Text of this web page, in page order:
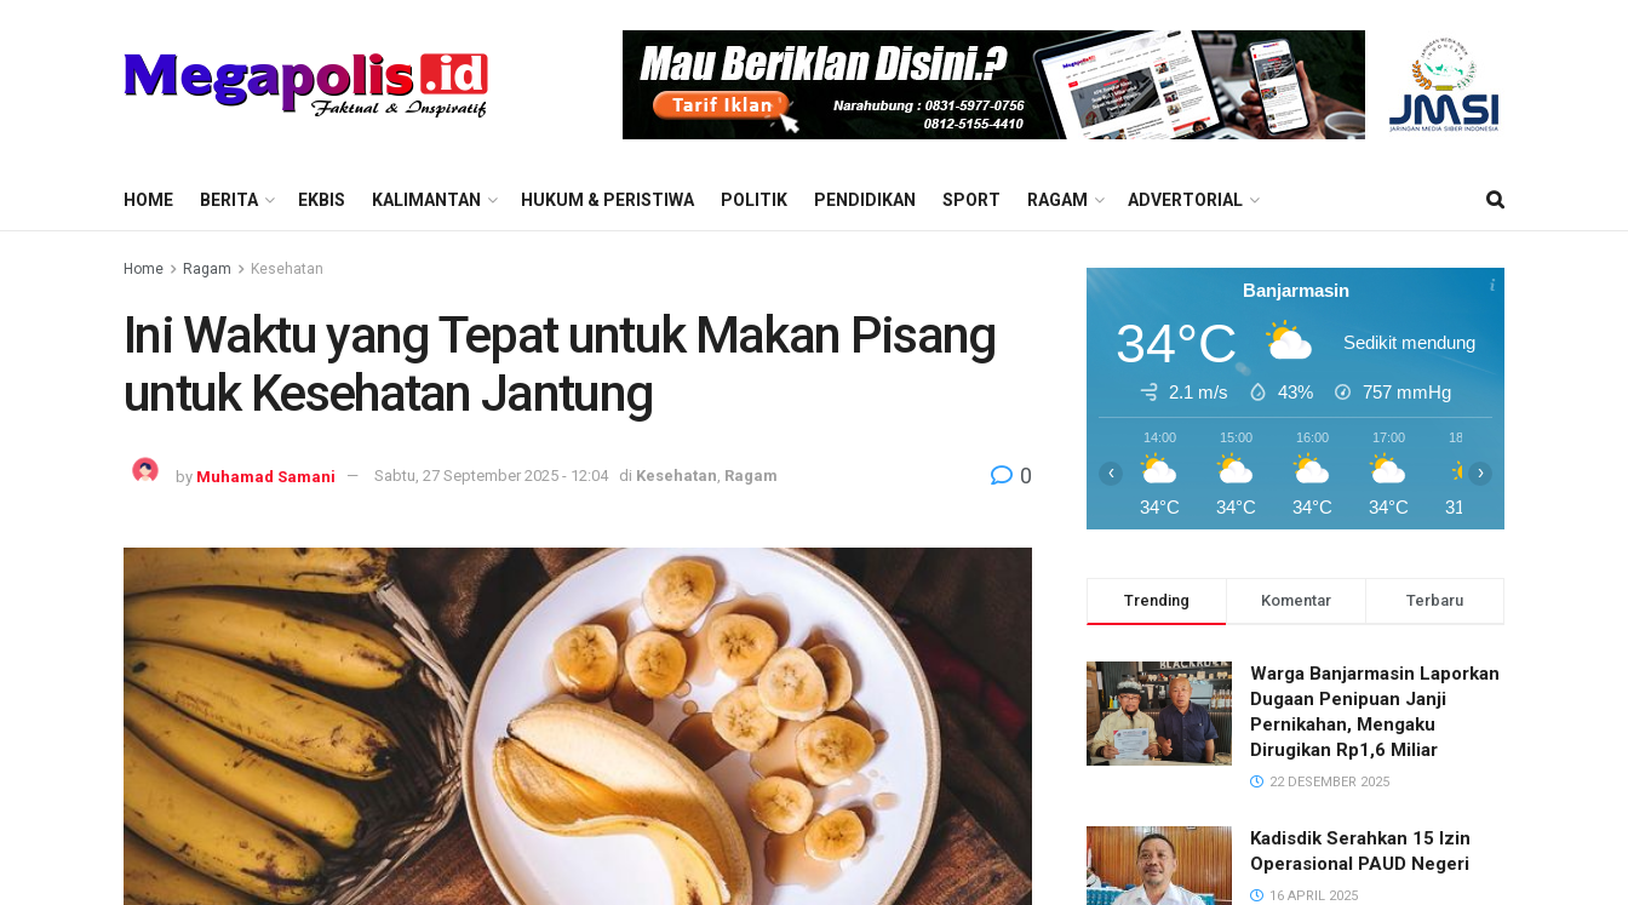
HOME BERITA EKBIS KALIMANTAN HUKUM & PERISTIWA POLITIK PENDIDIKAN SPORT RAGAM ADVERTORIAL
Home Ragam Kesehatan
Ini Waktu yang Tepat untuk Makan Pisang
untuk Kesehatan Jantung
by Muhamad Samani Sabtu, 27 September 2025 - 12:04 di Kesehatan, Ragam 0
Banjarmasin
34°C Sedikit mendung
2.1 m/s 43% 757 mmHg
14:00
34°C
15:00
34°C
16:00
34°C
17:00
34°C
18:00
31°C
‹ ›
Trending Komentar Terbaru
Warga Banjarmasin Laporkan
Dugaan Penipuan Janji
Pernikahan, Mengaku
Dirugikan Rp1,6 Miliar
22 DESEMBER 2025
Kadisdik Serahkan 15 Izin
Operasional PAUD Negeri
16 APRIL 2025